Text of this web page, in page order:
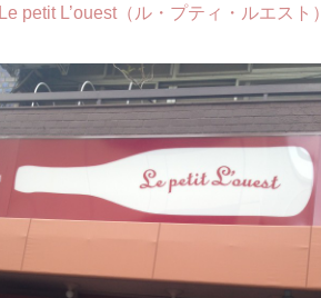
Le petit L’ouest（ル・プティ・ルエスト